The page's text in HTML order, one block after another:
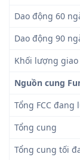
Dao động 60
Dao động 90
Khối lượng
Nguồn cung
Tổng FCC đang
Tổng cung
Tổng cung tối